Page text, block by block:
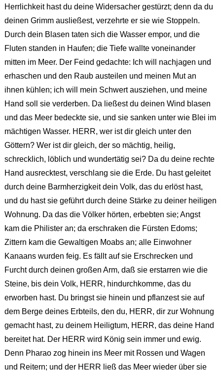
Herrlichkeit hast du deine Widersacher gestürzt; denn da du
deinen Grimm ausließest, verzehrte er sie wie Stoppeln.
Durch dein Blasen taten sich die Wasser empor, und die
Fluten standen in Haufen; die Tiefe wallte voneinander
mitten im Meer. Der Feind gedachte: Ich will nachjagen und
erhaschen und den Raub austeilen und meinen Mut an
ihnen kühlen; ich will mein Schwert ausziehen, und meine
Hand soll sie verderben. Da ließest du deinen Wind blasen
und das Meer bedeckte sie, und sie sanken unter wie Blei im
mächtigen Wasser. HERR, wer ist dir gleich unter den
Göttern? Wer ist dir gleich, der so mächtig, heilig,
schrecklich, löblich und wundertätig sei? Da du deine rechte
Hand ausrecktest, verschlang sie die Erde. Du hast geleitet
durch deine Barmherzigkeit dein Volk, das du erlöst hast,
und du hast sie geführt durch deine Stärke zu deiner heiligen
Wohnung. Da das die Völker hörten, erbebten sie; Angst
kam die Philister an; da erschraken die Fürsten Edoms;
Zittern kam die Gewaltigen Moabs an; alle Einwohner
Kanaans wurden feig. Es fällt auf sie Erschrecken und
Furcht durch deinen großen Arm, daß sie erstarren wie die
Steine, bis dein Volk, HERR, hindurchkomme, das du
erworben hast. Du bringst sie hinein und pflanzest sie auf
dem Berge deines Erbteils, den du, HERR, dir zur Wohnung
gemacht hast, zu deinem Heiligtum, HERR, das deine Hand
bereitet hat. Der HERR wird König sein immer und ewig.
Denn Pharao zog hinein ins Meer mit Rossen und Wagen
und Reitern; und der HERR ließ das Meer wieder über sie